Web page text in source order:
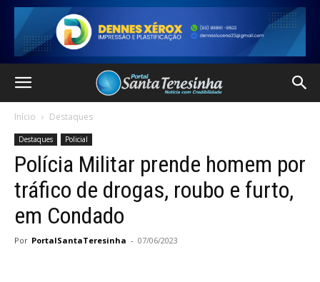
Início Destaques
Destaques Policial
Polícia Militar prende homem por
tráfico de drogas, roubo e furto,
em Condado
Por PortalSantaTeresinha - 07/06/2023